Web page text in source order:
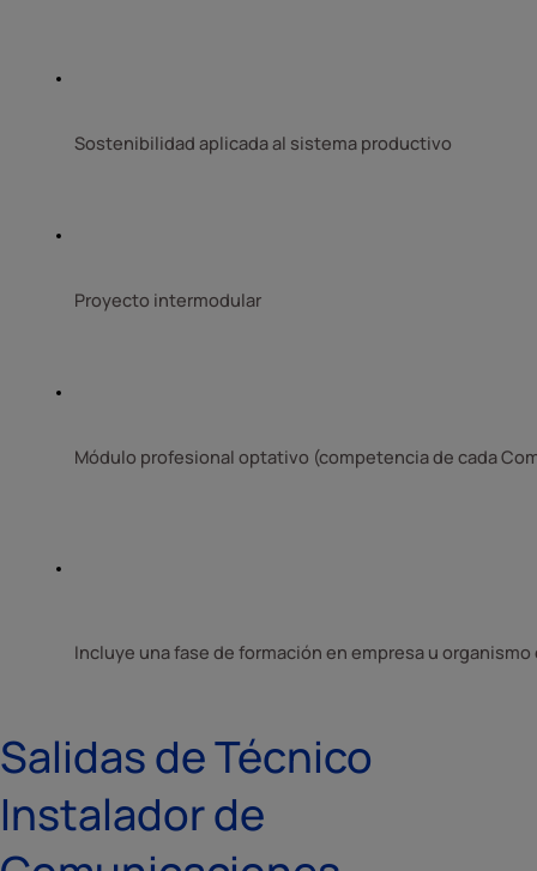
Sostenibilidad aplicada al sistema productivo
Proyecto intermodular
Módulo profesional optativo (competencia de cada
Incluye una fase de formación en empresa u
Salidas de Técnico
Instalador de